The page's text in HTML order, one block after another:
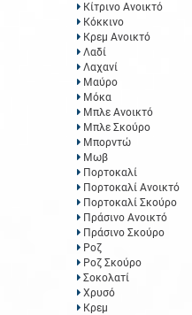
Κίτρινο Ανοικτό
Κόκκινο
Κρεμ Ανοικτό
Λαδί
Λαχανί
Μαύρο
Μόκα
Μπλε Ανοικτό
Μπλε Σκούρο
Μπορντώ
Μωβ
Πορτοκαλί
Πορτοκαλί Ανοικτό
Πορτοκαλί Σκούρο
Πράσινο Ανοικτό
Πράσινο Σκούρο
Ροζ
Ροζ Σκούρο
Σοκολατί
Χρυσό
Κρεμ